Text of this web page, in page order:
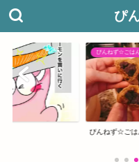
ぴ
ぴんねず☆ごは
ぴんねず☆ごは